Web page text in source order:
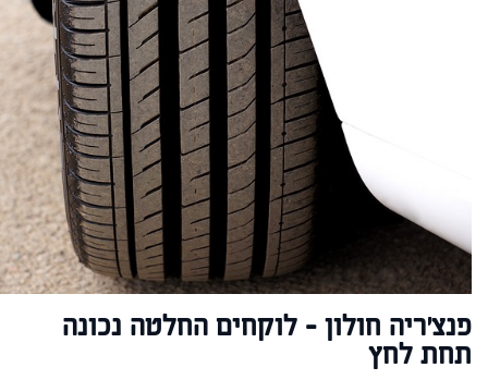
פנצ׳ריה חולון - לוקחים החלטה נכונה
תחת לחץ